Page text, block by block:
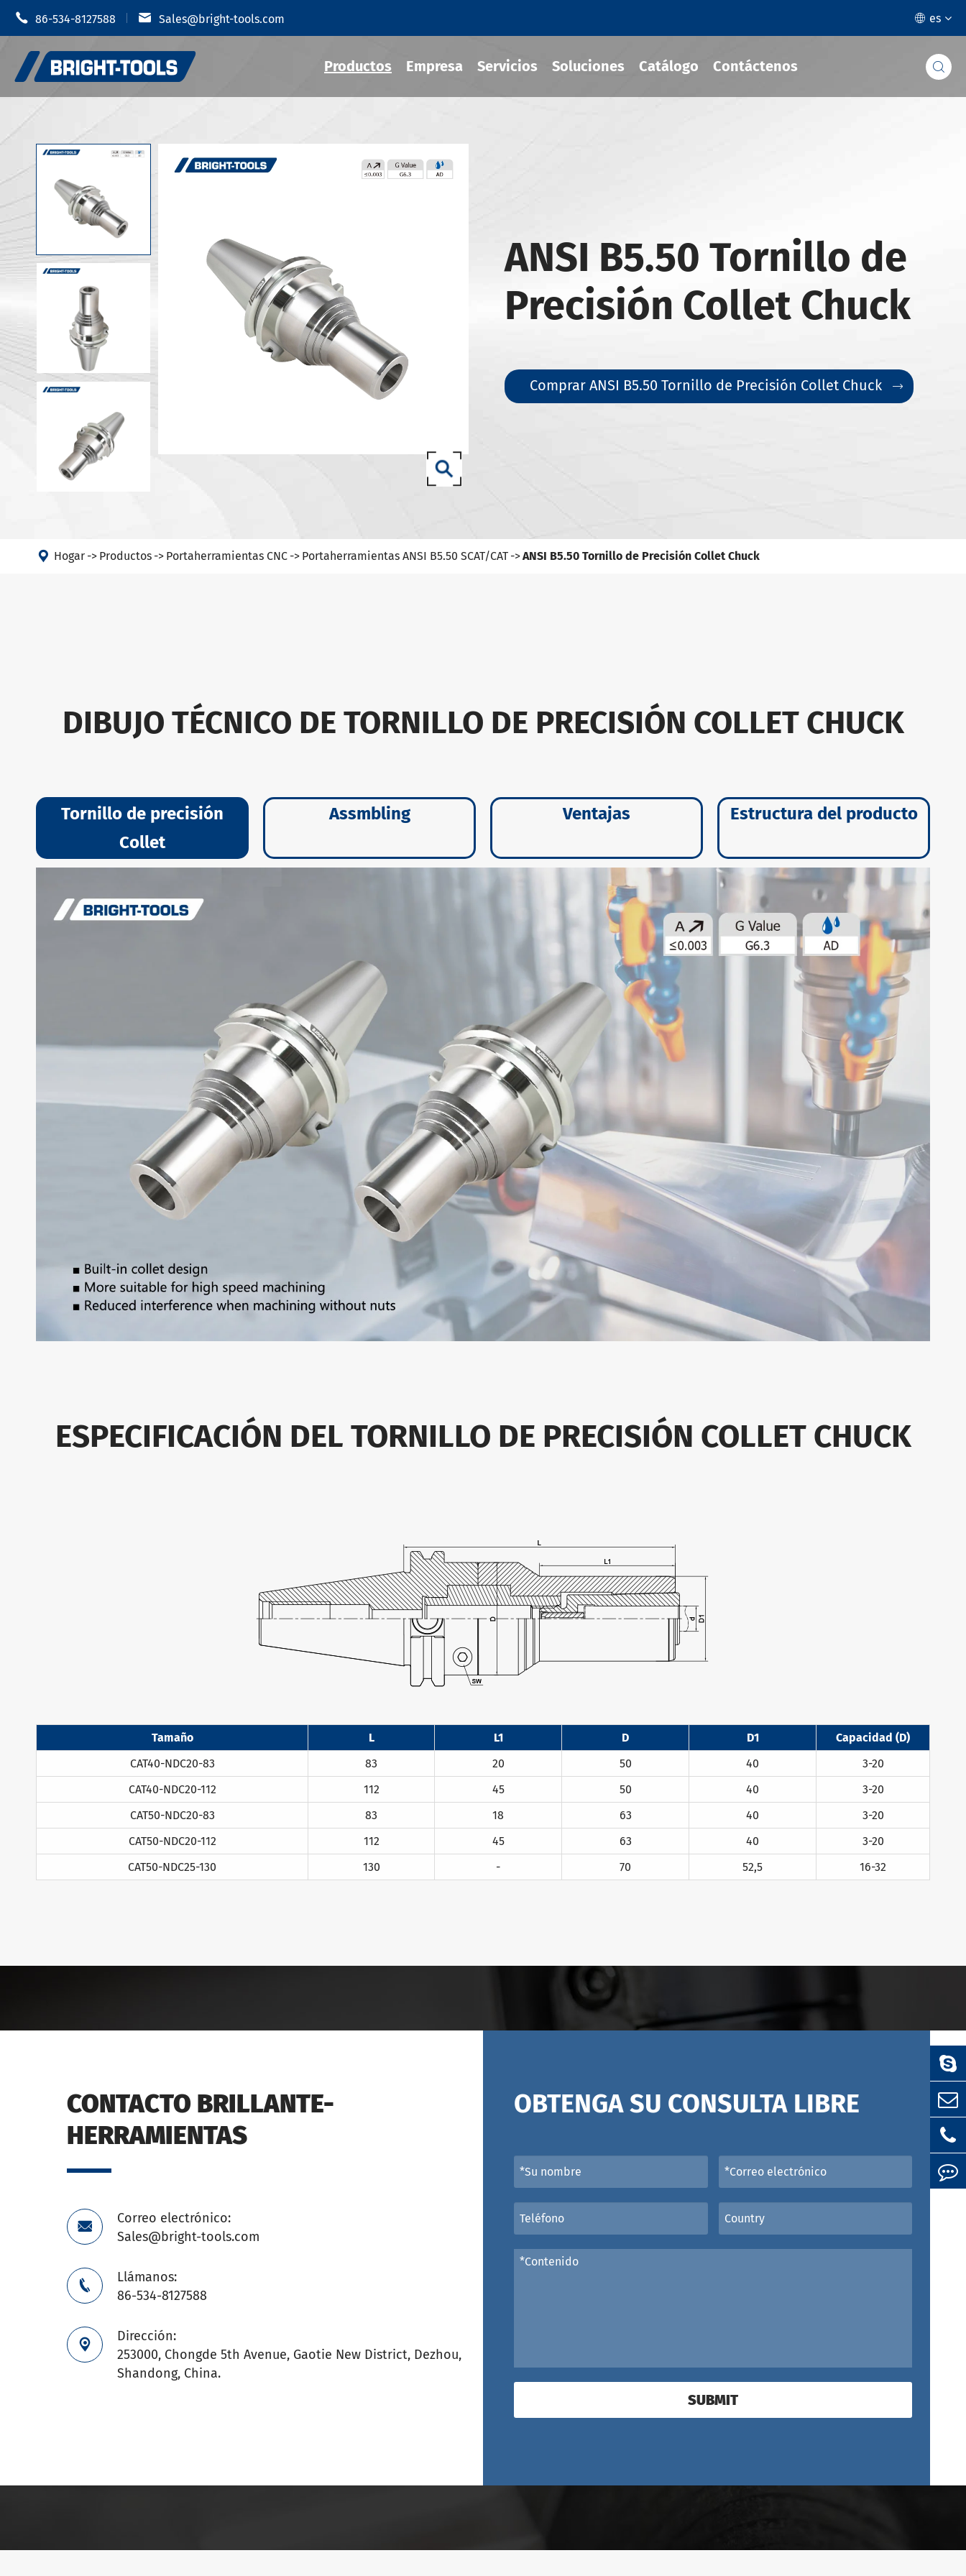
 86-534-8127588  Sales@bright-tools.com  es
Productos
Portaherramientas CNC
Herramientas estáticas e
Herramientas de perforación
Accesorios de soporte de
Cabeza de ángulo
Soporte para herramientas de ajuste
Soporte de herramientas JIS B 6339-BT
JIS B 6339-BBT Portaherramientas
JIS B 6339-NBT Portaherramientas
Soportes de herramientas DIN 69871-SK
Soportes de herramientas DIN 69871-ISO
Portaherramientas ANSI B5.50 SCAT/CAT
portaherramientas
portaherramientas
Empresa Servicios Soluciones Catálogo Contáctenos 
ANSI B5.50 Tornillo de
Precisión Collet Chuck
Comprar ANSI B5.50 Tornillo de Precisión Collet Chuck 
 Hogar Productos Portaherramientas CNC Portaherramientas ANSI B5.50 SCAT/CAT ANSI B5.50 Tornillo de Precisión Collet Chuck
DIBUJO TÉCNICO DE TORNILLO DE PRECISIÓN COLLET CHUCK
Tornillo de precisión
Collet
Assmbling Ventajas Estructura del producto
ESPECIFICACIÓN DEL TORNILLO DE PRECISIÓN COLLET CHUCK
Tamaño L L1 D D1
Capacidad (D)
CAT40-NDC20-83
83 20 50 40
3-20
CAT40-NDC20-112
112 45 50 40
3-20
CAT50-NDC20-83
83 18 63 40
3-20
CAT50-NDC20-112
112 45 63 40
3-20
CAT50-NDC25-130
130 - 70 52,5 16-32
CONTACTO BRILLANTE-
HERRAMIENTAS

Correo electrónico:
Sales@bright-tools.com

Llámanos:
86-534-8127588

Dirección:
253000, Chongde 5th Avenue, Gaotie New District, Dezhou,
Shandong, China.
OBTENGA SU CONSULTA LIBRE
SUBMIT